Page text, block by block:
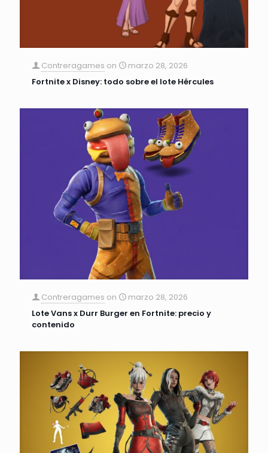
Contreragames on
marzo 28, 2026
Fortnite x Disney: todo sobre el lote Hércules
Contreragames on
marzo 28, 2026
Lote Vans x Durr Burger en Fortnite: precio y
contenido